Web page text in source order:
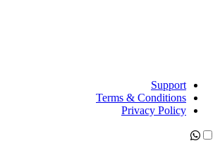
Support
Terms & Conditions
Privacy Policy